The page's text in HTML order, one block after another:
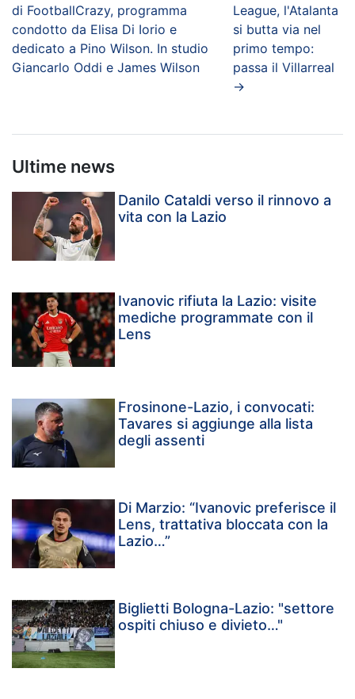
di FootballCrazy, programma
condotto da Elisa Di Iorio e
dedicato a Pino Wilson. In studio
Giancarlo Oddi e James Wilson
League, l'Atalanta
si butta via nel
primo tempo:
passa il Villarreal
→
Ultime news
Danilo Cataldi verso il rinnovo a
vita con la Lazio
Ivanovic rifiuta la Lazio: visite
mediche programmate con il
Lens
Frosinone-Lazio, i convocati:
Tavares si aggiunge alla lista
degli assenti
Di Marzio: “Ivanovic preferisce il
Lens, trattativa bloccata con la
Lazio…”
Biglietti Bologna-Lazio: "settore
ospiti chiuso e divieto…"